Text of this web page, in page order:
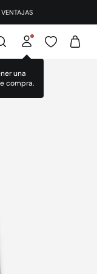
una
compra.